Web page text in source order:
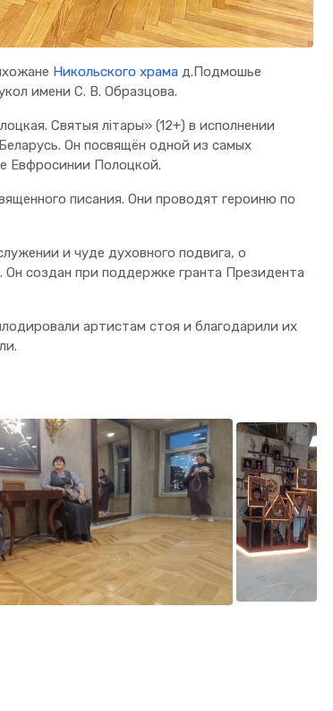
Никольского храма д.Подмошье
имени С. В. Образцова.
Святыя лiтары» (12+) в исполнении
Он посвящён одной из самых
Евфросинии Полоцкой.
писания. Они проводят героиню по
и чуде духовного подвига, о
Он создан при поддержке гранта Президента
артистам стоя и благодарили их